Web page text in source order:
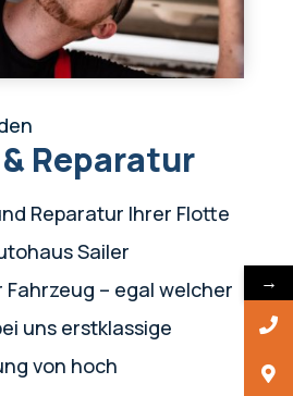
Reparatur
Reparatur Ihrer Flotte
Sailer
– egal welcher
uns erstklassige
von hoch
→